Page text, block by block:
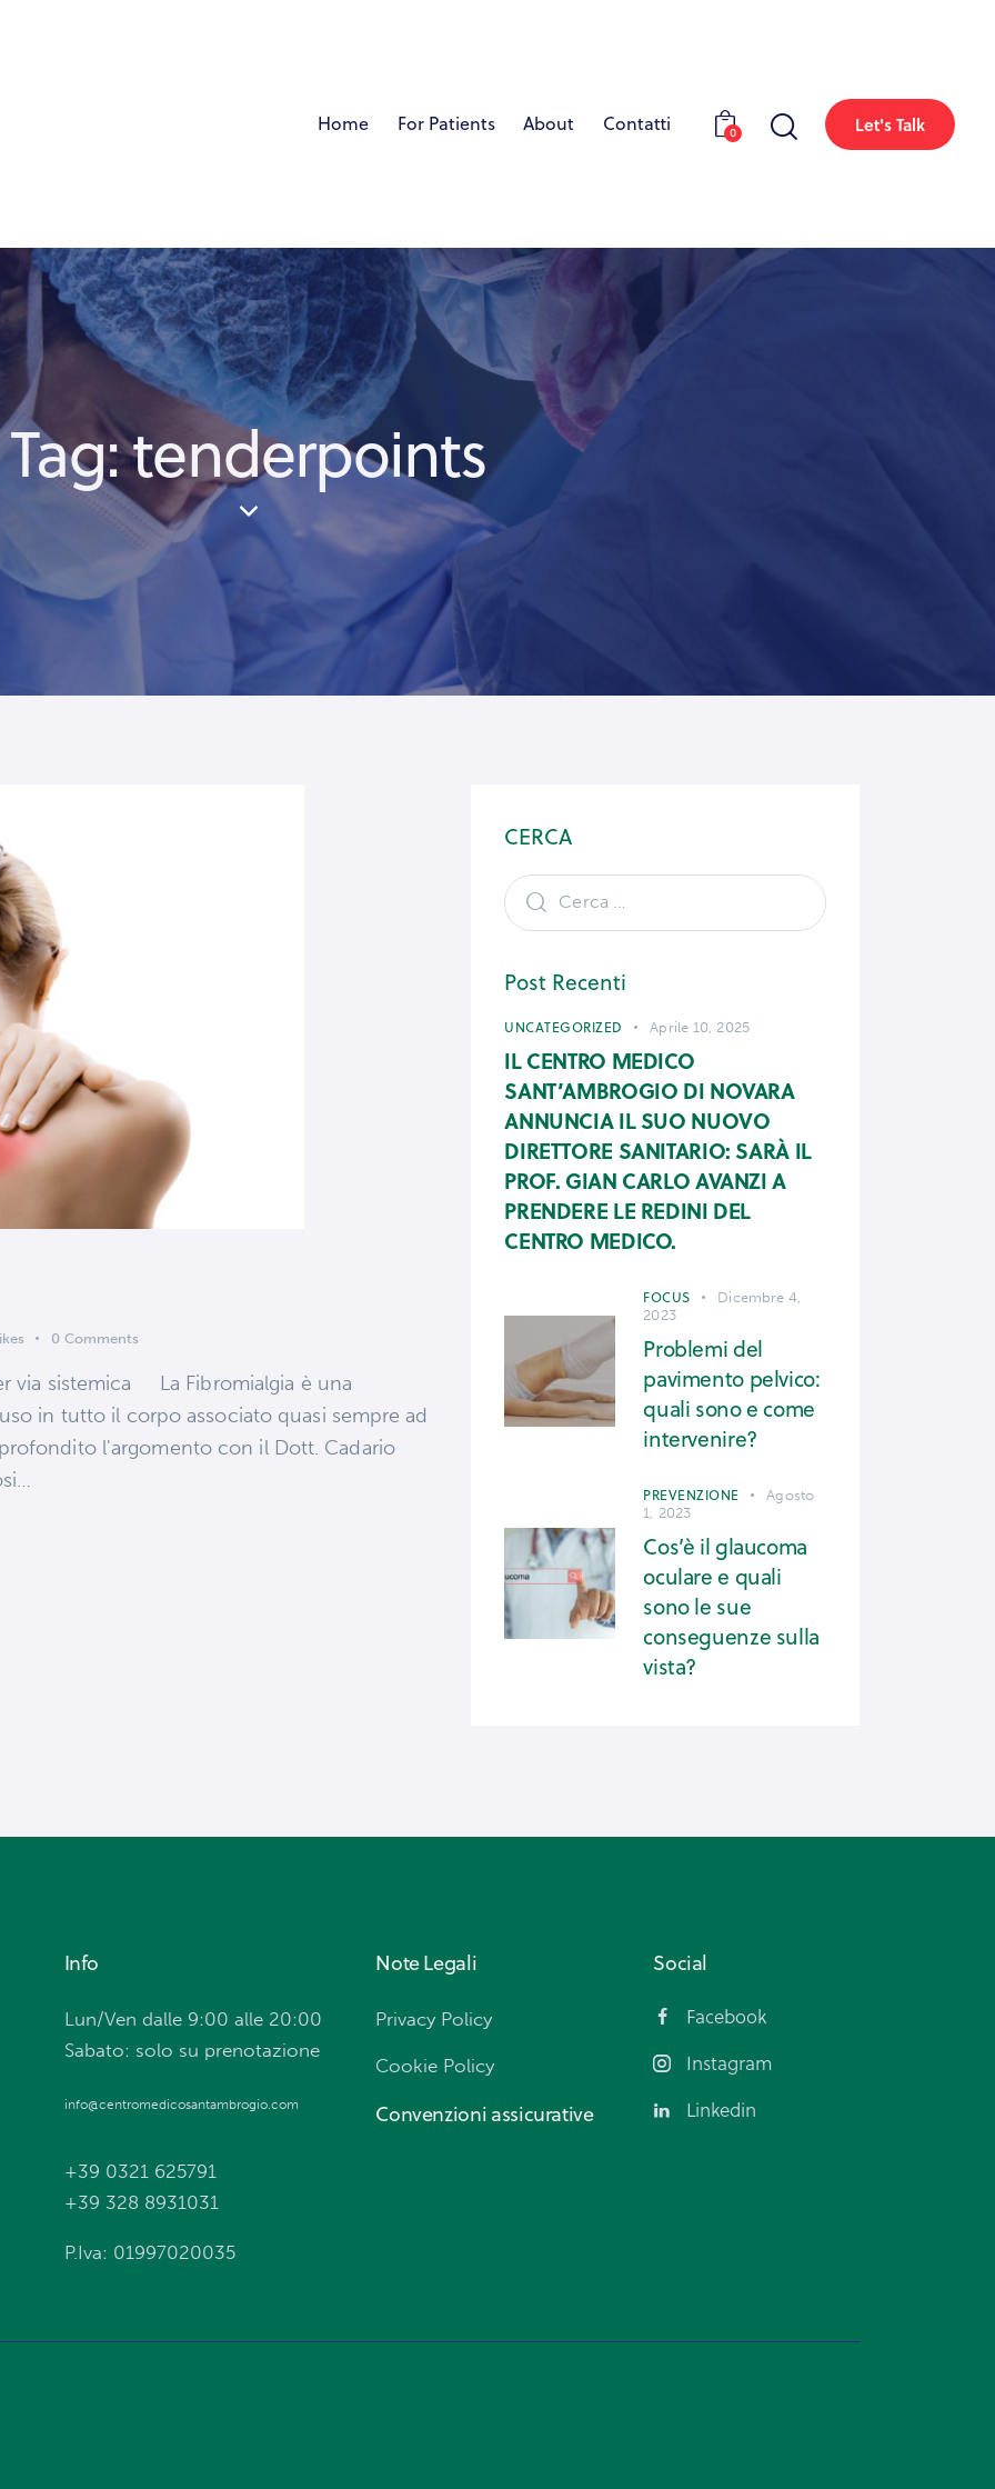
Home For Patients About Contatti 0 Let's Talk
Tag: tenderpoints
0 Comments
via sistemica La Fibromialgia è una
in tutto il corpo associato quasi sempre ad
l'argomento con il Dott. Cadario
CERCA
Post Recenti
UNCATEGORIZED Aprile 10, 2025
IL CENTRO MEDICO
SANT’AMBROGIO DI NOVARA
ANNUNCIA IL SUO NUOVO
DIRETTORE SANITARIO: SARÀ IL
PROF. GIAN CARLO AVANZI A
PRENDERE LE REDINI DEL
CENTRO MEDICO.
FOCUS
Dicembre 4,
2023
Problemi del
pavimento pelvico:
quali sono e come
intervenire?
PREVENZIONE
Agosto
1, 2023
Cos’è il glaucoma
oculare e quali
sono le sue
conseguenze sulla
vista?
Info
Lun/Ven dalle 9:00 alle 20:00
Sabato: solo su prenotazione
info@centromedicosantambrogio.com
+39 0321 625791
+39 328 8931031
P.Iva: 01997020035
Note Legali
Privacy Policy
Cookie Policy
Convenzioni assicurative
Social
Facebook
Instagram
Linkedin